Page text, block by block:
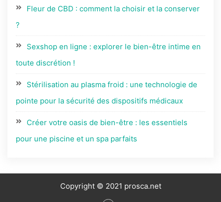
Fleur de CBD : comment la choisir et la conserver
?
Sexshop en ligne : explorer le bien-être intime en
toute discrétion !
Stérilisation au plasma froid : une technologie de
pointe pour la sécurité des dispositifs médicaux
Créer votre oasis de bien-être : les essentiels
pour une piscine et un spa parfaits
Copyright © 2021 prosca.net